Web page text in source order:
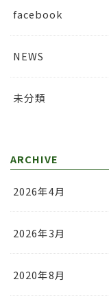
facebook
NEWS
未分類
ARCHIVE
2026年4月
2026年3月
2020年8月